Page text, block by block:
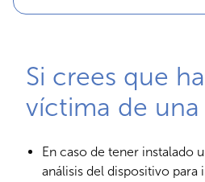
Si crees que
víctima de una
En caso de tener instalado
análisis del dispositivo para